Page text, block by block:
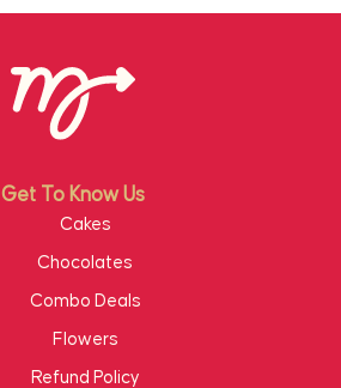
Get To Know Us
Cakes
Chocolates
Combo Deals
Flowers
Refund Policy